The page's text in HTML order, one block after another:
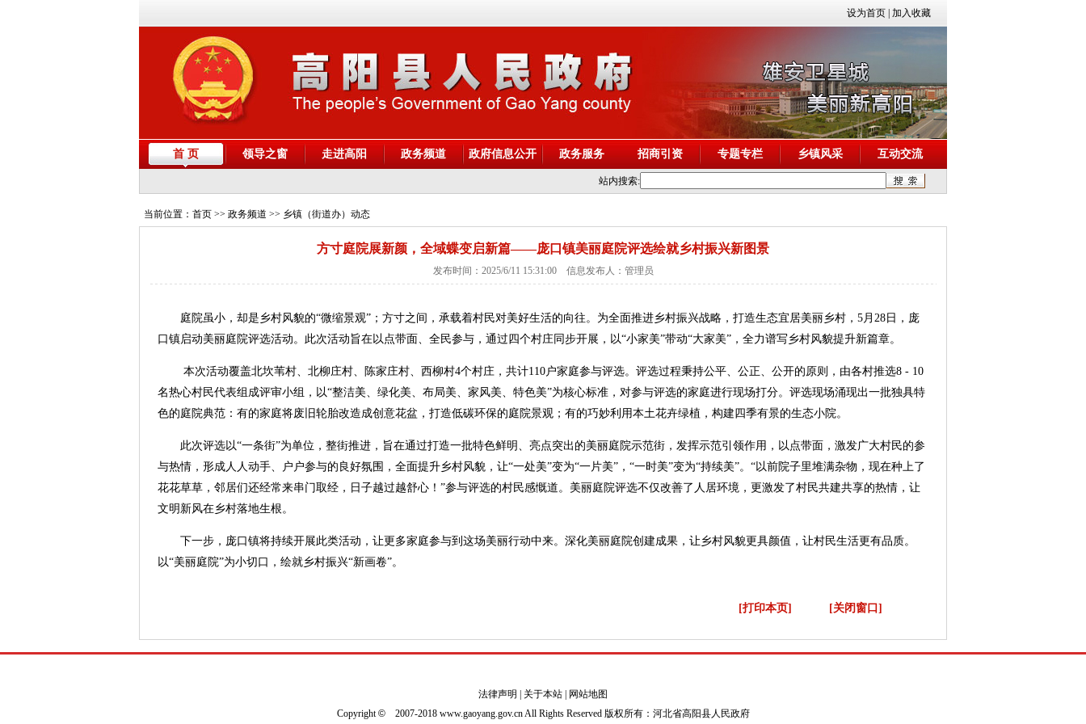
设为首页 加入收藏
首 页 领导之窗 走进高阳 政务频道 政府信息公开 政务服务 招商引资 专题专栏 乡镇风采 互动交流
站内搜索:
当前位置： 首页 >> 政务频道 >> 乡镇（街道办）动态
方寸庭院展新颜，全域蝶变启新篇——庞口镇美丽庭院评选绘就乡村振兴新图景
发布时间：2025/6/11 15:31:00 信息发布人：管理员
庭院虽小，却是乡村风貌的“微缩景观”；方寸之间，承载着村民对美好生活的向往。为全面推进乡村振兴战略，打造生态宜居美丽乡村，5月28日，庞
口镇启动美丽庭院评选活动。此次活动旨在以点带面、全民参与，通过四个村庄同步开展，以“小家美”带动“大家美”，全力谱写乡村风貌提升新篇章。
本次活动覆盖北坎苇村、北柳庄村、陈家庄村、西柳村4个村庄，共计110户家庭参与评选。评选过程秉持公平、公正、公开的原则，由各村推选8 - 10
名热心村民代表组成评审小组，以“整洁美、绿化美、布局美、家风美、特色美”为核心标准，对参与评选的家庭进行现场打分。评选现场涌现出一批独具特
色的庭院典范：有的家庭将废旧轮胎改造成创意花盆，打造低碳环保的庭院景观；有的巧妙利用本土花卉绿植，构建四季有景的生态小院。
此次评选以“一条街”为单位，整街推进，旨在通过打造一批特色鲜明、亮点突出的美丽庭院示范街，发挥示范引领作用，以点带面，激发广大村民的参
与热情，形成人人动手、户户参与的良好氛围，全面提升乡村风貌，让“一处美”变为“一片美”，“一时美”变为“持续美”。“以前院子里堆满杂物，现在种上了
花花草草，邻居们还经常来串门取经，日子越过越舒心！”参与评选的村民感慨道。美丽庭院评选不仅改善了人居环境，更激发了村民共建共享的热情，让
文明新风在乡村落地生根。
下一步，庞口镇将持续开展此类活动，让更多家庭参与到这场美丽行动中来。深化美丽庭院创建成果，让乡村风貌更具颜值，让村民生活更有品质。
以“美丽庭院”为小切口，绘就乡村振兴“新画卷”。
[打印本页] [关闭窗口]
法律声明 关于本站
网站地图
Copyright©2007-2018 www.gaoyang.gov.cn All Rights Reserved 版权所有：河北省高阳县人民政府